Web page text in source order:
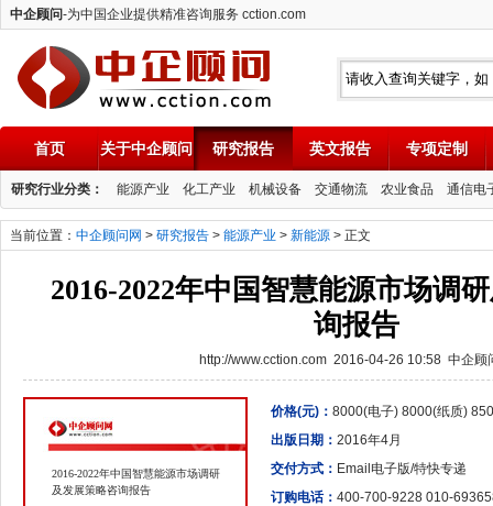
中企顾问-为中国企业提供精准咨询服务 cction.com
中企顾问
首页 关于中企顾问 研究报告 英文报告 专项定制
研究行业分类： 能源产业 化工产业 机械设备 交通物流 农业食品 通信电
当前位置： 中企顾问网 > 研究报告 > 能源产业 > 新能源 > 正文
2016-2022年中国智慧能源市场调
询报告
http://www.cction.com 2016-04-26 10:58 中企顾
2016-2022年中国智慧能源市场调研
及发展策略咨询报告
价格(元)： 8000(电子) 8000(纸质)
出版日期： 2016年4月
交付方式： Email电子版/特快专递
订购电话： 400-700-9228 010-